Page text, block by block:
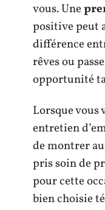
vous. Une
positive peut
différence
rêves ou
opportunité
Lorsque vous
entretien
de montrer
pris soin de
pour cette
bien choisie